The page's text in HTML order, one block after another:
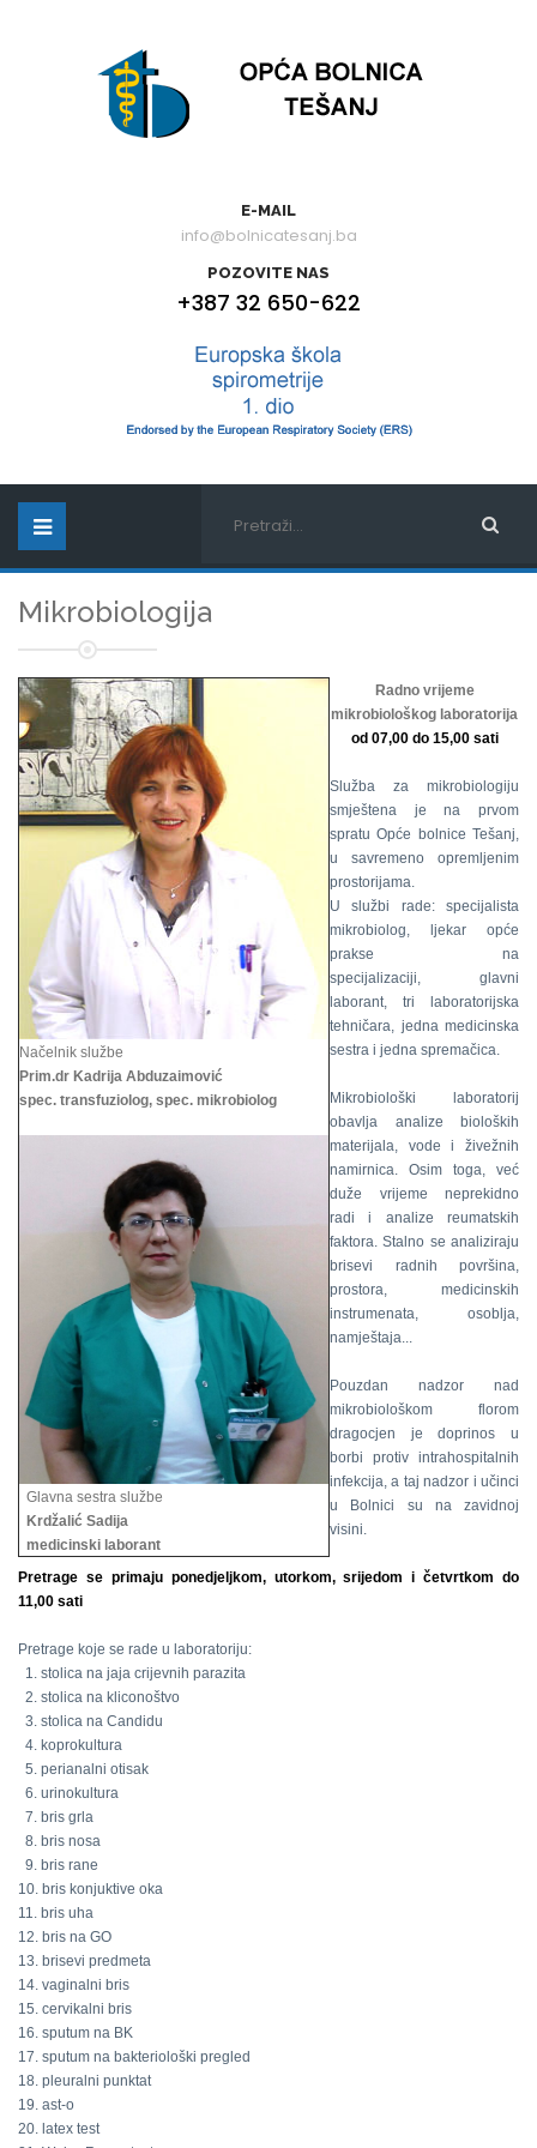
E-MAIL
info@bolnicatesanj.ba
POZOVITE NAS
+387 32 650-622
Mikrobiologija
Načelnik službe
Prim.dr Kadrija Abduzaimović
spec. transfuziolog, spec. mikrobiolog
Glavna sestra službe
Krdžalić Sadija
medicinski laborant
Radno vrijeme
mikrobiološkog laboratorija
od 07,00 do 15,00 sati
Služba za mikrobiologiju
smještena je na prvom
spratu Opće bolnice Tešanj,
u savremeno opremljenim
prostorijama.
U službi rade: specijalista
mikrobiolog, ljekar opće
prakse na
specijalizaciji, glavni
laborant, tri laboratorijska
tehničara, jedna medicinska
sestra i jedna spremačica.
Mikrobiološki laboratorij
obavlja analize bioloških
materijala, vode i živežnih
namirnica. Osim toga, već
duže vrijeme neprekidno
radi i analize reumatskih
faktora. Stalno se analiziraju
brisevi radnih površina,
prostora, medicinskih
instrumenata, osoblja,
namještaja...
Pouzdan nadzor nad
mikrobiološkom florom
dragocjen je doprinos u
borbi protiv intrahospitalnih
infekcija, a taj nadzor i učinci
u Bolnici su na zavidnoj
visini.
Pretrage se primaju ponedjeljkom, utorkom, srijedom i četvrtkom do
11,00 sati
Pretrage koje se rade u laboratoriju:
1. stolica na jaja crijevnih parazita
2. stolica na kliconoštvo
3. stolica na Candidu
4. koprokultura
5. perianalni otisak
6. urinokultura
7. bris grla
8. bris nosa
9. bris rane
10. bris konjuktive oka
11. bris uha
12. bris na GO
13. brisevi predmeta
14. vaginalni bris
15. cervikalni bris
16. sputum na BK
17. sputum na bakteriološki pregled
18. pleuralni punktat
19. ast-o
20. latex test